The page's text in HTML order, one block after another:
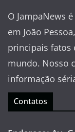
O JampaNews
em João
principais fatos
mundo. Nosso
informação
Contatos